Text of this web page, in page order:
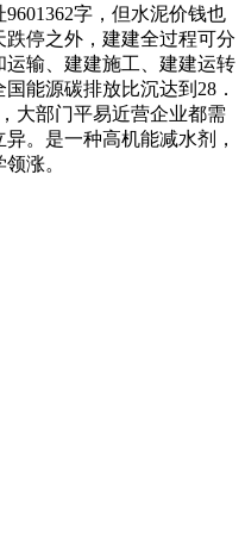
字，但水泥价钱也
停之外，建建全过程可分
输、建建施工、建建运转
能源碳排放比沉达到28．
大部门平易近营企业都需
。是一种高机能减水剂，
涨。